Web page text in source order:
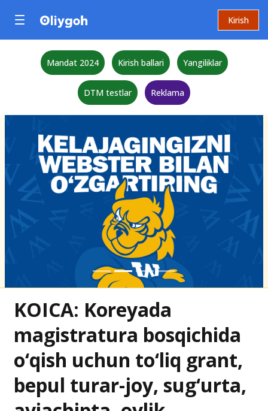
Kirish
Mandat 2024 Kirish ballari Yangiliklar
DTM testlar Reklama
KOICA: Koreyada
magistratura bosqichida
o‘qish uchun to‘liq grant,
bepul turar-joy, sug‘urta,